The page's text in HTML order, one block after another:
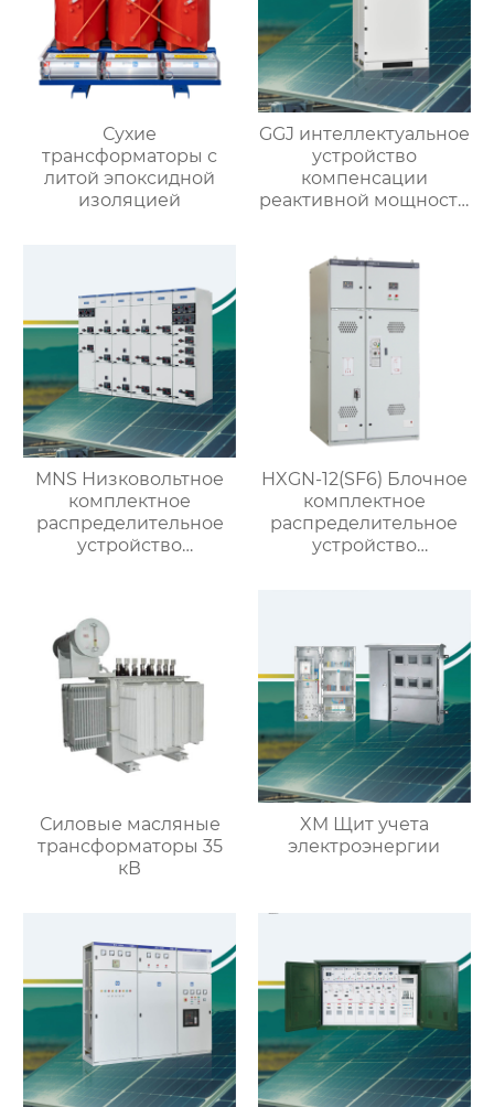
Сухие
трансформаторы с
литой эпоксидной
изоляцией
GGJ интеллектуальное
устройство
компенсации
реактивной мощности
MNS Низковольтное
комплектное
распределительное
устройство
HXGN-12(SF6) Блочное
комплектное
распределительное
устройство
Силовые масляные
трансформаторы 35
кВ
XM Щит учета
электроэнергии